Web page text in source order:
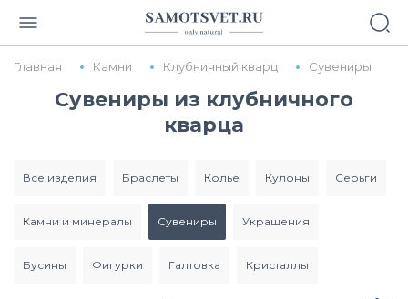
Главная Камни Клубничный кварц Сувениры
Сувениры из клубничного
кварца
все изделия браслеты колье кулоны серьги
камни и минералы сувениры украшения
бусины фигурки галтовка кристаллы